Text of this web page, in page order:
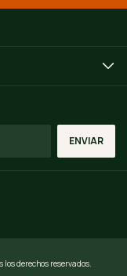
derechos reservados.